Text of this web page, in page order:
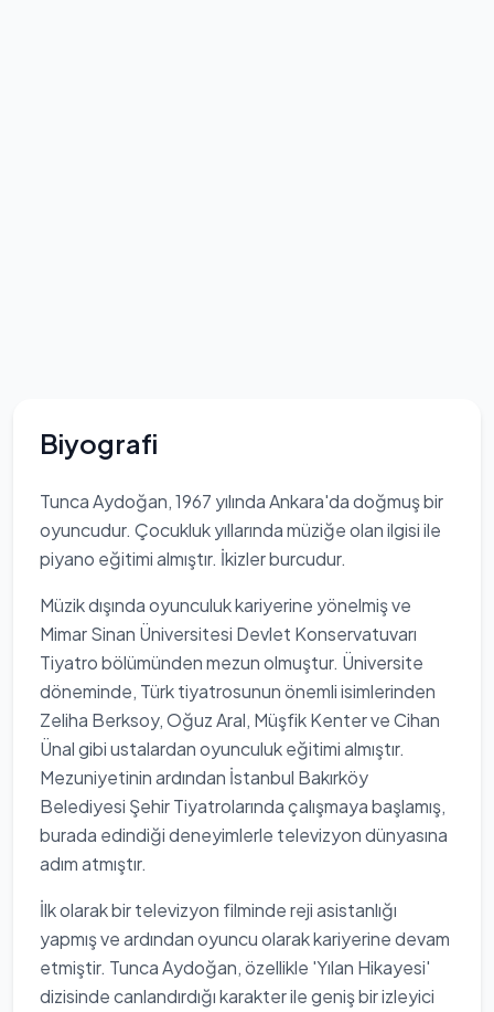
Biyografi
Tunca Aydoğan, 1967 yılında Ankara'da doğmuş bir
oyuncudur. Çocukluk yıllarında müziğe olan ilgisi ile
piyano eğitimi almıştır. İkizler burcudur.
Müzik dışında oyunculuk kariyerine yönelmiş ve
Mimar Sinan Üniversitesi Devlet Konservatuvarı
Tiyatro bölümünden mezun olmuştur. Üniversite
döneminde, Türk tiyatrosunun önemli isimlerinden
Zeliha Berksoy, Oğuz Aral, Müşfik Kenter ve Cihan
Ünal gibi ustalardan oyunculuk eğitimi almıştır.
Mezuniyetinin ardından İstanbul Bakırköy
Belediyesi Şehir Tiyatrolarında çalışmaya başlamış,
burada edindiği deneyimlerle televizyon dünyasına
adım atmıştır.
İlk olarak bir televizyon filminde reji asistanlığı
yapmış ve ardından oyuncu olarak kariyerine devam
etmiştir. Tunca Aydoğan, özellikle 'Yılan Hikayesi'
dizisinde canlandırdığı karakter ile geniş bir izleyici